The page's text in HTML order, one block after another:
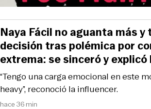
hace 36 min
“Tengo una carga emocional en este
heavy”, reconoció la influencer.
Naya Fácil no aguanta más
decisión tras polémica por
extrema: se sinceró y explicó